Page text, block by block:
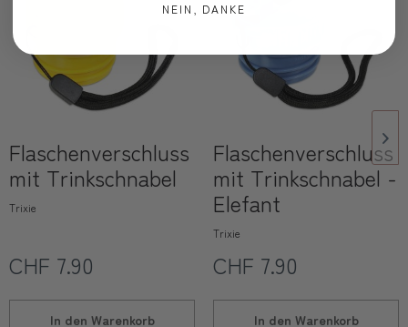
Flaschenverschluss
mit Trinkschnabel
Trixie
CHF 7.90
In den Warenkorb
Flaschenverschluss
mit Trinkschnabel -
Elefant
Trixie
CHF 7.90
In den Warenkorb
NEIN, DANKE